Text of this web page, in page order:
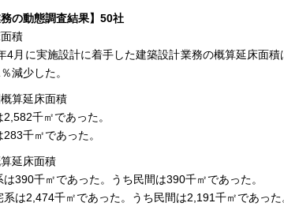
務の動態調査結果】50社
積
4月に実施設計に着手した建築設計業務の概算延床面
減少した。
算延床面積
千㎡であった。
千㎡であった。
延床面積
390千㎡であった。うち民間は390千㎡であった。
は2,474千㎡であった。うち民間は2,191千㎡であった